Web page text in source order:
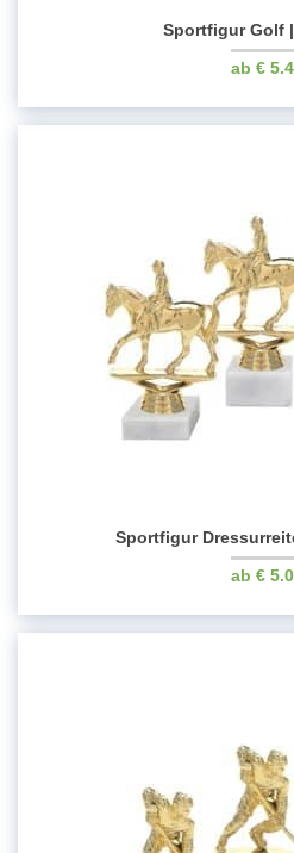
Sportfigur Golf
€
Sportfigur
€